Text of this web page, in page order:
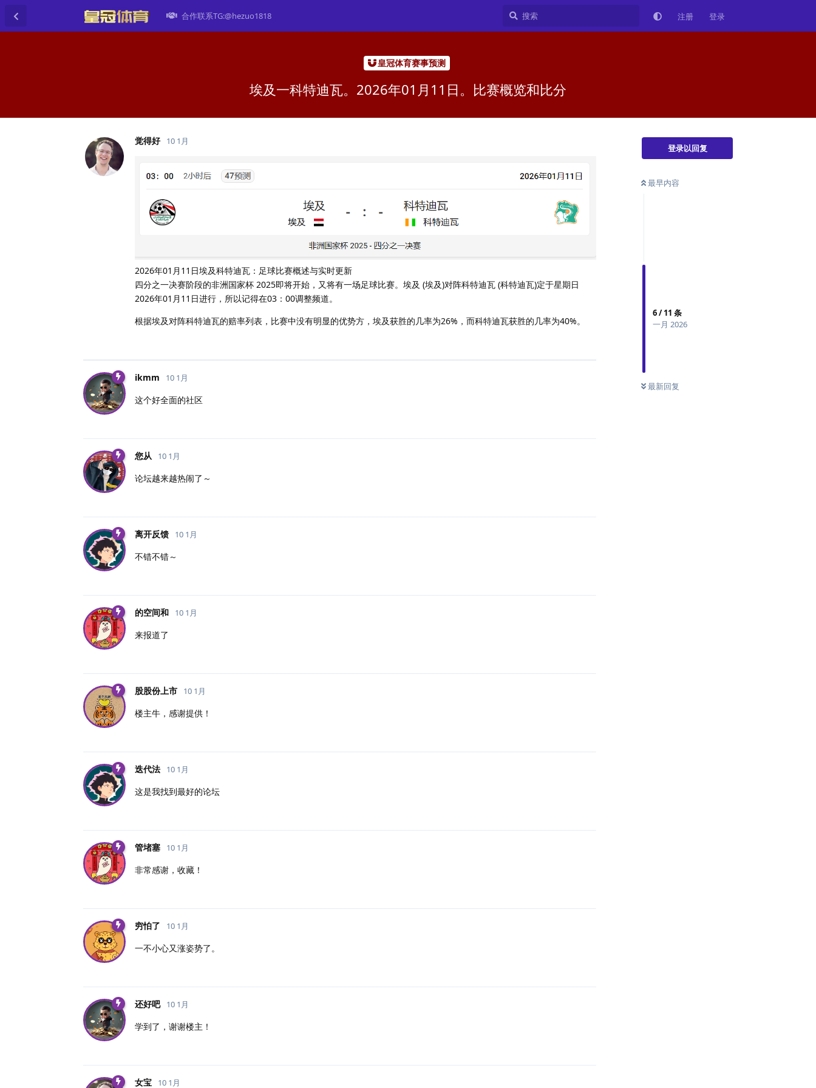
合作联系TG:@hezuo1818 注册 登录
皇冠体育赛事预测
埃及一科特迪瓦。2026年01月11日。比赛概览和比分
登录以回复
最早内容
6/11 条
一月 2026
最新回复
觉得好 10 1月
2026年01月11日埃及科特迪瓦：足球比赛概述与实时更新
四分之一决赛阶段的非洲国家杯 2025即将开始，又将有一场足球比赛。埃及 (埃及)对阵科特迪瓦 (科特迪瓦)定于星期日
2026年01月11日进行，所以记得在03：00调整频道。
根据埃及对阵科特迪瓦的赔率列表，比赛中没有明显的优势方，埃及获胜的几率为26%，而科特迪瓦获胜的几率为40%。
ikmm 10 1月
这个好全面的社区
您从 10 1月
论坛越来越热闹了～
离开反馈 10 1月
不错不错～
的空间和 10 1月
来报道了
股股份上市 10 1月
楼主牛，感谢提供！
迭代法 10 1月
这是我找到最好的论坛
管堵塞 10 1月
非常感谢，收藏！
穷怕了 10 1月
一不小心又涨姿势了。
还好吧 10 1月
学到了，谢谢楼主！
女宝 10 1月